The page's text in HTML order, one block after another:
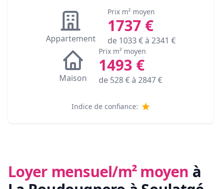
Appartement
Prix m² moyen
1737€
de 1033€ à 2341 €
Maison
Prix m² moyen
1493 €
de 528€ à 2847€
Indice de confiance:
Loyer mensuel/m² moyen à